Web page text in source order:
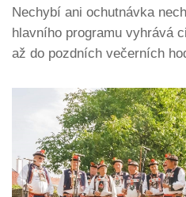
Nechybí ani ochutnávka
hlavního programu vyhrává
až do pozdních večerních